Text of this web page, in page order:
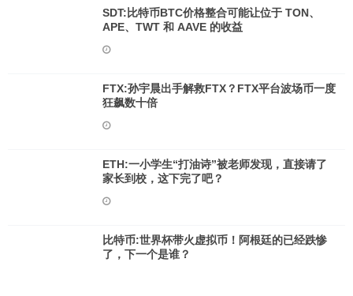
SDT:比特币BTC价格整合可能让位于 TON、
APE、TWT 和 AAVE 的收益
FTX:孙宇晨出手解救FTX？FTX平台波场币一度
狂飙数十倍
ETH:一小学生“打油诗”被老师发现，直接请了
家长到校，这下完了吧？
比特币:世界杯带火虚拟币！阿根廷的已经跌惨
了，下一个是谁？